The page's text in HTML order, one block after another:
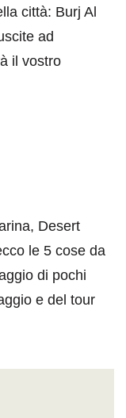
città: Burj Al
ad
il vostro
Desert
le 5 cose da
di pochi
e del tour